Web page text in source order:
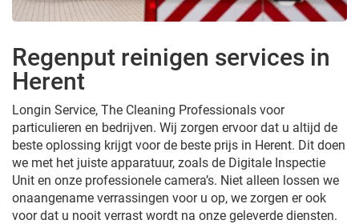
Regenput reinigen services in
Herent
Longin Service, The Cleaning Professionals voor
particulieren en bedrijven. Wij zorgen ervoor dat u altijd de
beste oplossing krijgt voor de beste prijs in Herent. Dit doen
we met het juiste apparatuur, zoals de Digitale Inspectie
Unit en onze professionele camera’s. Niet alleen lossen we
onaangename verrassingen voor u op, we zorgen er ook
voor dat u nooit verrast wordt na onze geleverde diensten.